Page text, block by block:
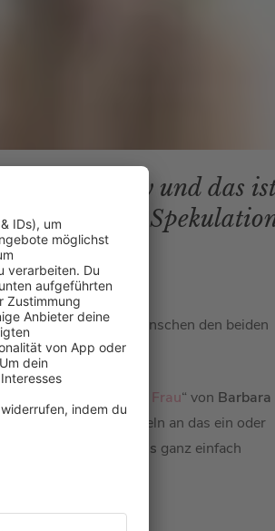
sind happy und das
sind alles
worden sein! Wir wünschen den beiden
Mit den Waffeln einer Frau“ von Barbara
gebackenen Waffeln an das ein oder
Cathy Hummels ganz einfach